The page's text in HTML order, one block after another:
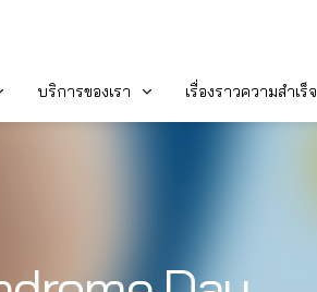
บริการของเรา เรื่องราวความสำเร็จ